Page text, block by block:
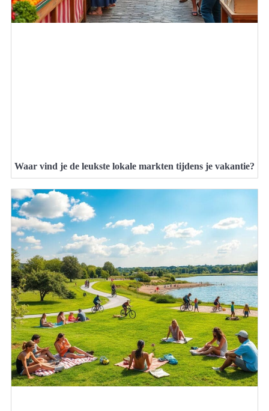
Waar vind je de leukste lokale markten tijdens je vakantie?